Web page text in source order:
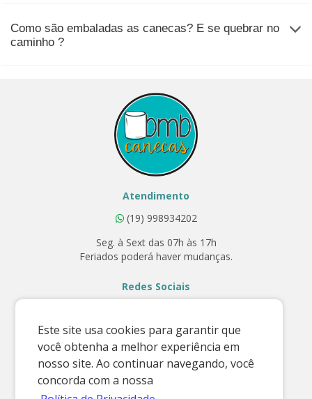
Este site usa cookies para garantir que
você obtenha a melhor experiência em
nosso site. Ao continuar navegando, você
concorda com a nossa
Como são embaladas as canecas? E se quebrar no
caminho ?
Atendimento
(19) 998934202
Seg. à Sext das 07h às 17h
Feriados poderá haver mudanças.
Redes Sociais
Contato
E-mail: